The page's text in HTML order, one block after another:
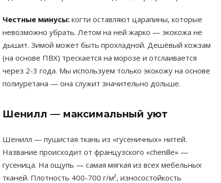
Честные минусы: когти оставляют царапины, которые
невозможно убрать. Летом на ней жарко — экокожа не
дышит. Зимой может быть прохладной. Дешёвый кожзам
(на основе ПВХ) трескается на морозе и отслаивается
через 2-3 года. Мы используем только экокожу на основе
полиуретана — она служит значительно дольше.
Шенилл — максимальный уют
Шенилл — пушистая ткань из «гусеничных» нитей.
Название происходит от французского «chenille» —
гусеница. На ощупь — самая мягкая из всех мебельных
тканей. Плотность 400-700 г/м², износостойкость